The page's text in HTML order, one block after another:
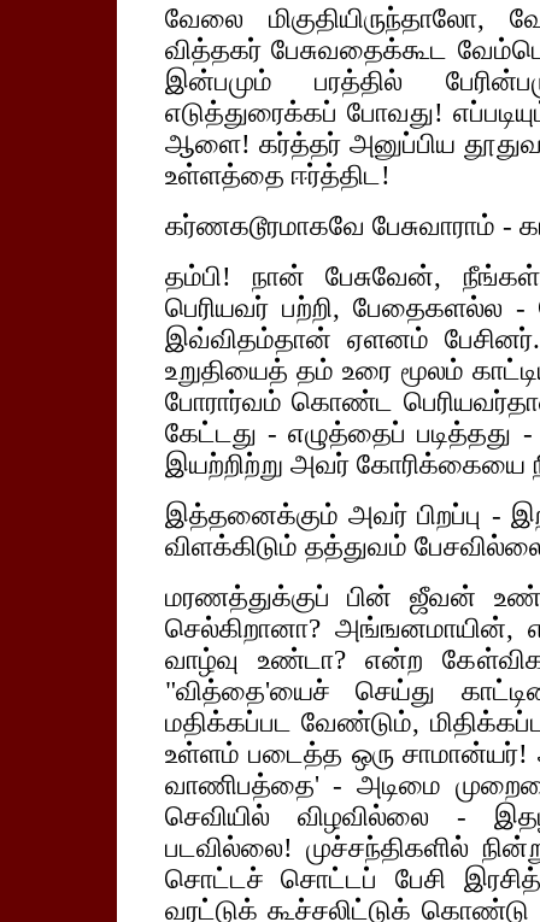
வேலை மிகுதியிருந்தாலோ,
வித்தகர் பேசுவதைக்கூட
இன்பமும் பரத்தில்
எடுத்துரைக்கப் போவது!
ஆளை! கர்த்தர் அனுப்பிய
உள்ளத்தை ஈர்த்திட!
கர்ணகடூரமாகவே பேசுவாராம் -
தம்பி! நான் பேசுவேன்,
பெரியவர் பற்றி, பேதைகளல்ல
இவ்விதம்தான் ஏளனம்
உறுதியைத் தம் உரை மூலம்
போரார்வம் கொண்ட
கேட்டது - எழுத்தைப்
இயற்றிற்று அவர் கோரிக்கையை
இத்தனைக்கும் அவர் பிறப்பு -
விளக்கிடும் தத்துவம்
மரணத்துக்குப் பின் ஜீவன்
செல்கிறானா? அங்ஙனமாயின்,
வாழ்வு உண்டா? என்ற
"வித்தை'யைச் செய்து
மதிக்கப்பட வேண்டும்,
உள்ளம் படைத்த ஒரு சாமான்யர்!
வாணிபத்தை' - அடிமை
செவியில் விழவில்லை -
படவில்லை! முச்சந்திகளில்
சொட்டச் சொட்டப் பேசி
வரட்டுக் கூச்சலிட்டுக்